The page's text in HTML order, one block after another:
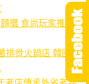
攤 食尚玩家推薦
排骨火鍋店 韓國